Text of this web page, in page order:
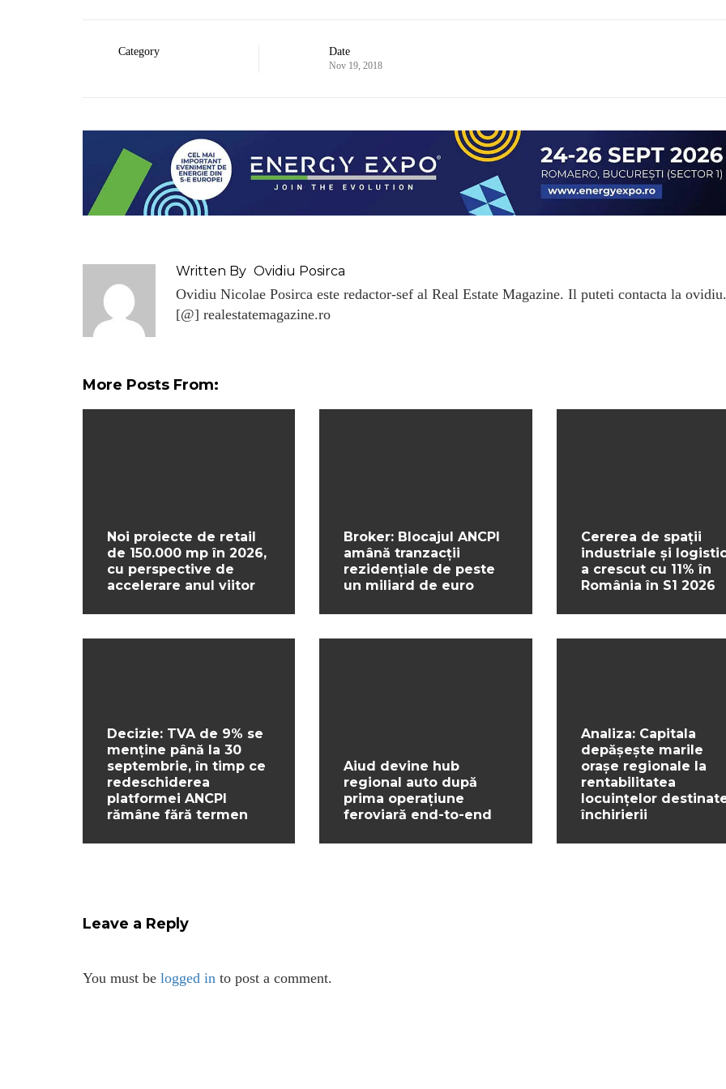
Category Date
Nov 19, 2018
Written By Ovidiu Posirca
Ovidiu Nicolae Posirca este redactor-sef al Real Estate Magazine. Il puteti contacta la
[@] realestatemagazine.ro
More Posts From:
Noi proiecte de retail
de 150.000 mp în 2026,
cu perspective de
accelerare anul viitor
Broker: Blocajul ANCPI
amână tranzacții
rezidențiale de peste
un miliard de euro
Cererea de spații
industriale și
a crescut cu 11% în
România în S1 2026
Decizie: TVA de 9% se
menține până la 30
septembrie, în timp ce
redeschiderea
platformei ANCPI
rămâne fără termen
Aiud devine hub
regional auto după
prima operațiune
feroviară end-to-end
Analiza: Capitala
depășește marile
orașe regionale la
rentabilitatea
locuințelor
închirierii
Leave a Reply
You must be logged in to post a comment.